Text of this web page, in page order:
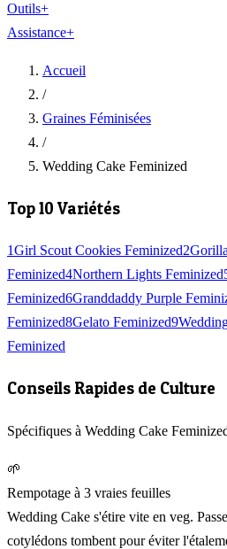
Outils+
Assistance+
Accueil
/
Graines Féminisées
/
Wedding Cake Feminized
Top 10 Variétés
1Girl Scout Cookies Feminized2
Feminized4Northern Lights Feminized
Feminized6Granddaddy Purple
Feminized8Gelato Feminized9
Feminized
Conseils Rapides de Culture
Spécifiques à Wedding Cake
🌱
Rempotage à 3 vraies feuilles
Wedding Cake s'étire vite en veg.
cotylédons tombent pour éviter